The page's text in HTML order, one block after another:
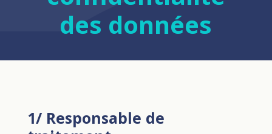
des données
1/ Responsable de